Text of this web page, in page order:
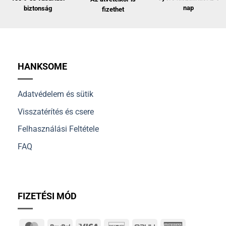
biztonság
fizethet
nap
HANKSOME
Adatvédelem és sütik
Visszatérítés és csere
Felhasználási Feltétele
FAQ
FIZETÉSI MÓD